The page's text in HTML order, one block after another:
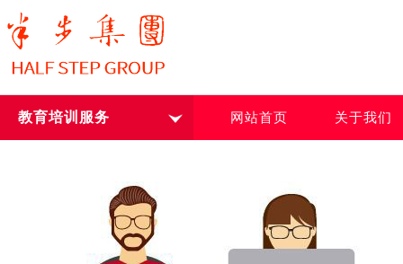
教育培训服务 网站首页 关于我们